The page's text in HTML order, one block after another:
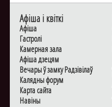
Афiша i квiткi
Афiша
Гастролi
Камерная зала
Афiша дзецям
Вечары ў замку Радзiвiлаў
Калядны форум
Карта сайта
Навiны